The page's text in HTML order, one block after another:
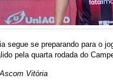
segue se preparando para o
pela quarta rodada do
Vitória